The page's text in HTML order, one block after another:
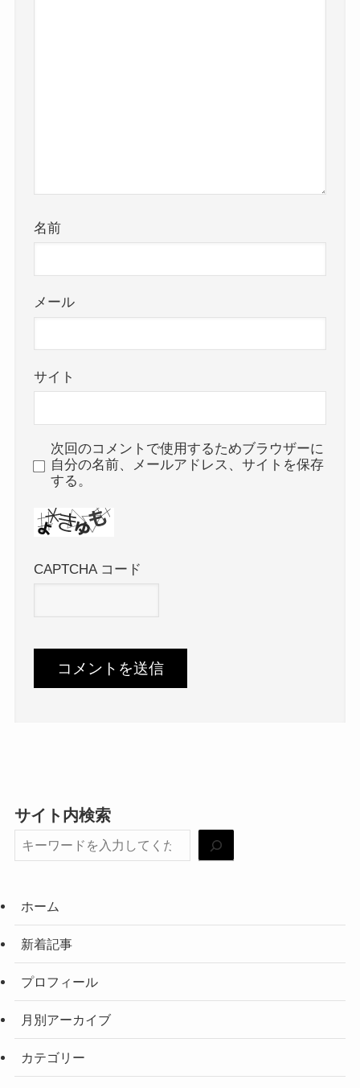
名前
メール
サイト
次回のコメントで使用するためブラウザーに
自分の名前、メールアドレス、サイトを保存
する。
CAPTCHA コード
サイト内検索
ホーム
新着記事
プロフィール
月別アーカイブ
カテゴリー